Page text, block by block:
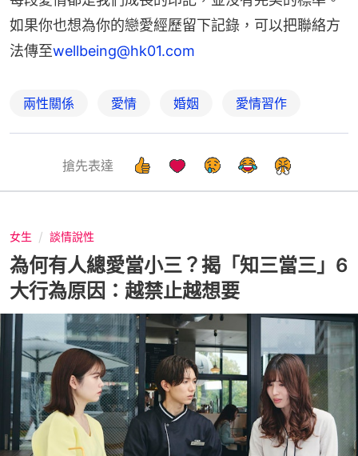
如果你也想為你的戀愛經歷留下記錄，可以把聯絡方
法傳至wellbeing@hk01.com
兩性關係 愛情 婚姻 愛情習作
搶先表達
女生 談情說性
為何有人總愛當小三？揭「知三當三」6
大行為原因：越禁止越想要